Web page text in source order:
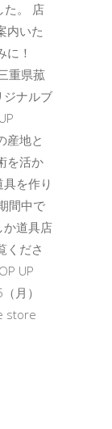
た。 店
内いた
に！
重県菰
ジナルブ
産地と
を活か
を作り
間中で
か道具店
くださ
UP
月）
store